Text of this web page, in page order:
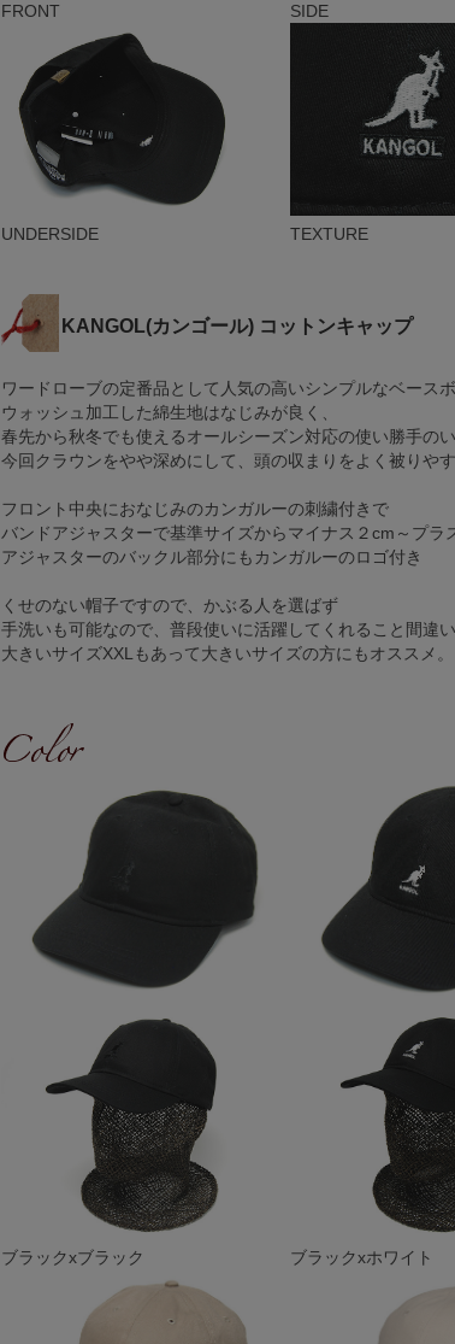
FRONT SIDE
UNDERSIDE TEXTURE
KANGOL(カンゴール) コットンキャップ
ワードローブの定番品として人気の高いシンプルなベースボ
ウォッシュ加工した綿生地はなじみが良く、
春先から秋冬でも使えるオールシーズン対応の使い勝手のい
今回クラウンをやや深めにして、頭の収まりをよく被りや
フロント中央におなじみのカンガルーの刺繍付きで
バンドアジャスターで基準サイズからマイナス２cm～プラ
アジャスターのバックル部分にもカンガルーのロゴ付き
くせのない帽子ですので、かぶる人を選ばず
手洗いも可能なので、普段使いに活躍してくれること間違い
大きいサイズXXLもあって大きいサイズの方にもオススメ。
ブラックxブラック ブラックxホワイト